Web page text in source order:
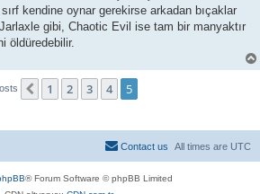
kendine oynar gerekirse arkadan bıçaklar
gibi, Chaotic Evil ise tam bir manyaktır
öldüredebilir.
Previous
1 2 3 4 5
All times are UTC
Contact us
® Forum Software © phpBB Limited